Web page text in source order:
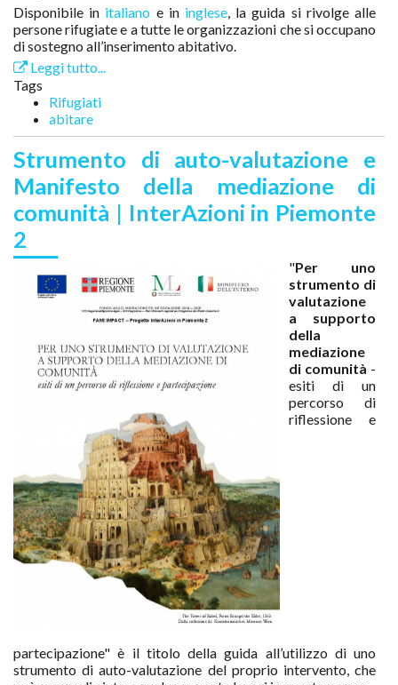
Disponibile in italiano e in inglese, la guida si rivolge alle
persone rifugiate e a tutte le organizzazioni che si occupano
di sostegno all’inserimento abitativo.
Leggi tutto...
Tags
Rifugiati
abitare
Strumento di auto-valutazione e
Manifesto della mediazione di
comunità | InterAzioni in Piemonte
2
"Per uno
strumento di
valutazione
a supporto
della
mediazione
di comunità -
esiti di un
percorso di
riflessione e
partecipazione" è il titolo della guida all’utilizzo di uno
strumento di auto-valutazione del proprio intervento, che